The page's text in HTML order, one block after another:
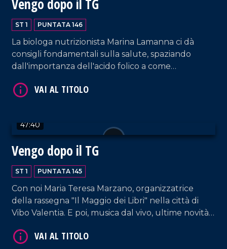
Vengo dopo il TG
ST 1 PUNTATA 146
La biologa nutrizionista Marina Lamanna ci dà
consigli fondamentali sulla salute, spaziando
dall'importanza dell'acido folico a come
dal nostro salotto.
47:40
Vengo dopo il TG
ST 1 PUNTATA 145
Con noi Maria Teresa Marzano, organizzatrice
della rassegna "Il Maggio dei Libri" nella città di
Vibo Valentia. E poi, musica dal vivo, ultime novità
salotto pomeridiano.
VAI AL TITOLO
VAI AL TITOLO
VAI AL TITOLO